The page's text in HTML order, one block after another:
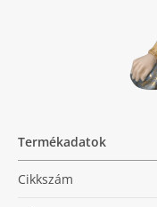
Termékadatok
Cikkszám